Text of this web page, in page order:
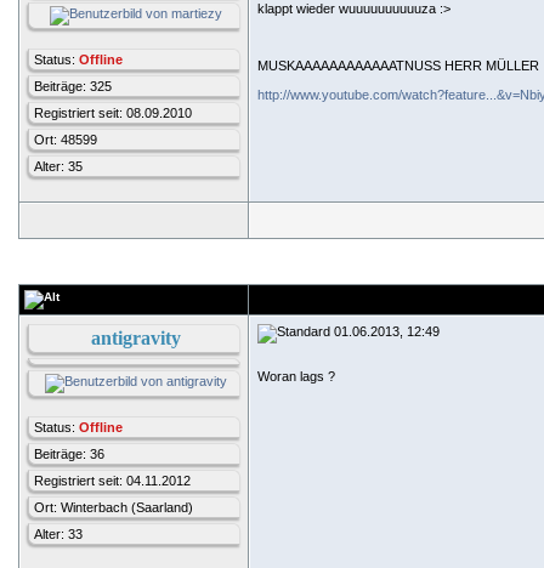
Status: Offline
Beiträge: 325
Registriert seit: 08.09.2010
Ort: 48599
Alter: 35
klappt wieder wuuuuuuuuuuza :>
MUSKAAAAAAAAAAAATNUSS HERR MÜLLER
http://www.youtube.com/
antigravity
Status: Offline
Beiträge: 36
Registriert seit: 04.11.2012
Ort: Winterbach (Saarland)
Alter: 33
01.06.2013, 12:49
Woran lags ?